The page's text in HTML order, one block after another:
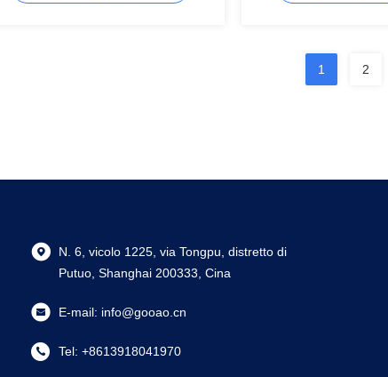
1 2
N. 6, vicolo 1225, via Tongpu, distretto di
Putuo, Shanghai 200333, Cina
E-mail: info@gooao.cn
Tel: +8613918041970